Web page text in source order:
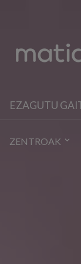
EZAGUTU
ZENTROAK